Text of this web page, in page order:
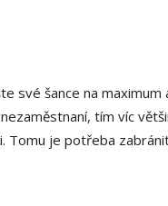
své šance na maximum
tím víc
Tomu je potřeba